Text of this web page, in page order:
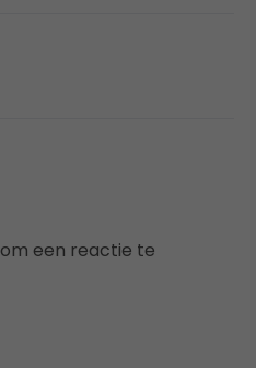
om een reactie te